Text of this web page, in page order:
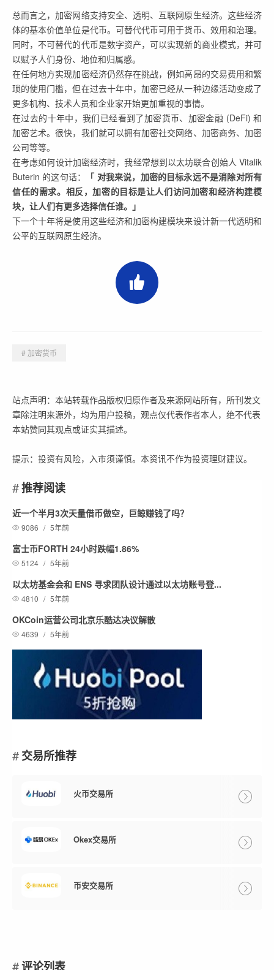
总而言之，加密网络支持安全、透明、互联网原生经济。这些经济
体的基本价值单位是代币。可替代代币可用于货币、效用和治理。
同时，不可替代的代币是数字资产，可以实现新的商业模式，并可
以赋予人们身份、地位和归属感。
在任何地方实现加密经济仍然存在挑战，例如高昂的交易费用和繁
琐的使用门槛，但在过去十年中，加密已经从一种边缘活动变成了
更多机构、技术人员和企业家开始更加重视的事情。
在过去的十年中，我们已经看到了加密货币、加密金融 (DeFi) 和
加密艺术。很快，我们就可以拥有加密社交网络、加密商务、加密
公司等等。
在考虑如何设计加密经济时，我经常想到以太坊联合创始人 Vitalik
Buterin 的这句话：
「 对我来说，加密的目标永远不是消除对所有
信任的需求。相反，加密的目标是让人们访问加密和经济构建模
块，让人们有更多选择信任谁。」
下一个十年将是使用这些经济和加密构建模块来设计新一代透明和
公平的互联网原生经济。
# 加密货币
站点声明：本站转载作品版权归原作者及来源网站所有，所刊发文
章除注明来源外，均为用户投稿，观点仅代表作者本人，绝不代表
本站赞同其观点或证实其描述。
提示：投资有风险，入市须谨慎。本资讯不作为投资理财建议。
推荐阅读
近一个半月3次天量借币做空，巨鲸赚钱了吗？
9086 / 5年前
富士币FORTH 24小时跌幅1.86%
5124 / 5年前
以太坊基金会和 ENS 寻求团队设计通过以太坊账号登...
4810 / 5年前
OKCoin运营公司北京乐酷达决议解散
4639 / 5年前
交易所推荐
火币交易所
Okex交易所
币安交易所
评论列表